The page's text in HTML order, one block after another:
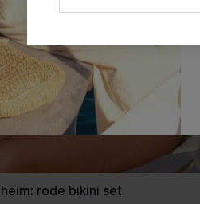
rode bikini set